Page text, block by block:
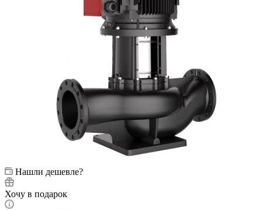
Нашли дешевле?
Хочу в подарок